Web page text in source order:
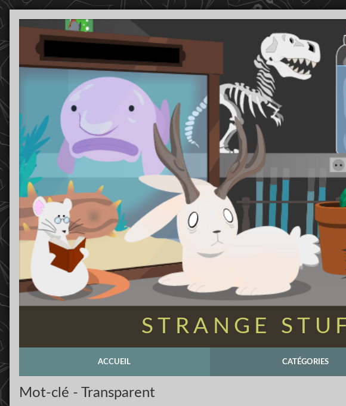
STRANGE
ACCUEIL CATÉGORIES
Mot-clé - Transparent